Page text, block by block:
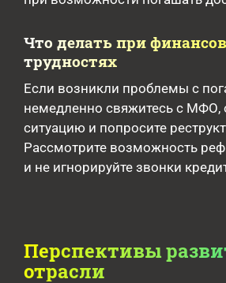
Что делать при
трудностях
Если возникли проблемы с
немедленно свяжитесь с МФО,
ситуацию и попросите
Рассмотрите возможность
и не игнорируйте звонки
Перспективы
отрасли